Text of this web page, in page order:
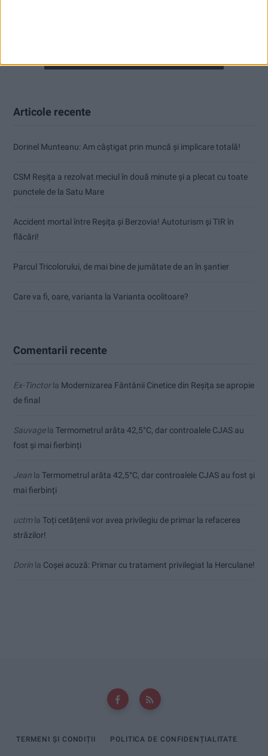
Articole recente
Dorinel Munteanu: Am câștigat prin muncă și implicare totală!
CSM Reșița a rezolvat meciul în două minute și a plecat cu toate
punctele de la Satu Mare
Accident mortal între Reșița și Berzovia! Autoturism și TIR în
flăcări!
Parcul Tricolorului, de mai bine de jumătate de an în șantier
Care va fi, oare, varianta la Varianta ocolitoare?
Comentarii recente
Ex-Tinctorla Modernizarea Fântânii Cinetice din Reșița se apropie
de final
Sauvagela Termometrul arăta 42,5°C, dar controalele CJAS au
fost și mai fierbinți
Jean la Termometrul arăta 42,5°C, dar controalele CJAS au fost și
mai fierbinți
uctmla Toți cetățenii vor avea privilegiu de primar la refacerea
străzilor!
Dorin la Coșei acuză: Primar cu tratament privilegiat la Herculane!
TERMENI ȘI CONDIȚII POLITICA DE CONFIDENȚIALITATE